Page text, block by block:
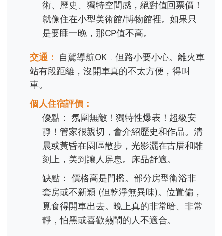
術、歷史、獨特空間感，絕對值回票價！
就像住在小型美術館/博物館裡。如果只
是要睡一晚，那CP值不高。
交通：
自駕導航OK，但路小要小心。離火車
站有段距離，沒開車真的不太方便，得叫
車。
個人住宿評價：
優點： 氛圍無敵！獨特性爆表！超級安
靜！管家很親切，會介紹歷史和作品。清
晨或黃昏在園區散步，光影灑在古厝和雕
刻上，美到讓人屏息。床品舒適。
缺點： 價格高是門檻。部分房型衛浴非
套房或不新穎 (但乾淨無異味)。位置偏，
覓食得開車出去。晚上真的非常暗、非常
靜，怕黑或喜歡熱鬧的人不適合。